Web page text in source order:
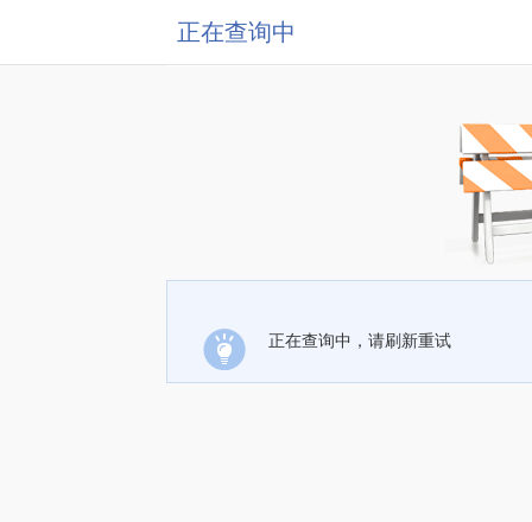
正在查询中
正在查询中，请刷新重试